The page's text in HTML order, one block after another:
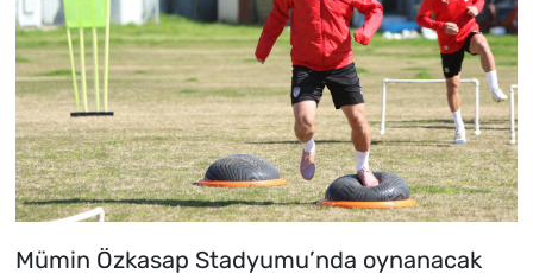
Mümin Özkasap Stadyumu’nda oynanacak